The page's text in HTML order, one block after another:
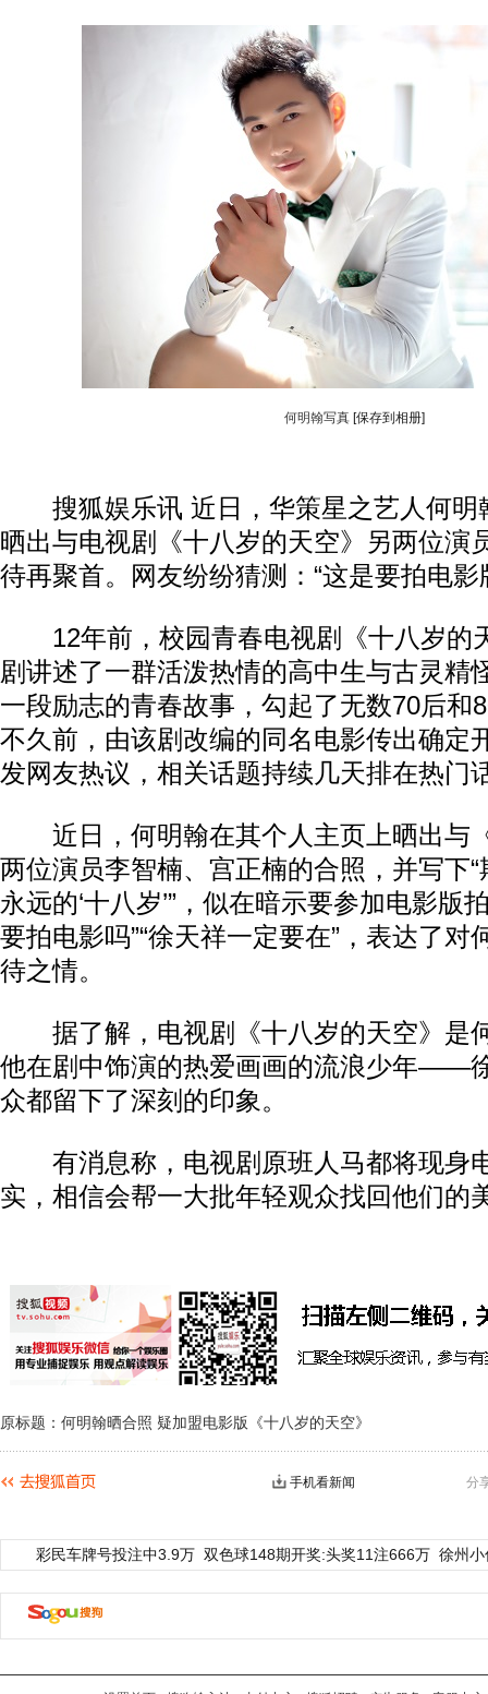
何明翰写真 [保存到相册]
搜狐娱乐讯 近日，华策星之艺人何明
晒出与电视剧《十八岁的天空》另两位演
待再聚首。网友纷纷猜测：“这是要拍电影
12年前，校园青春电视剧《十八岁的
剧讲述了一群活泼热情的高中生与古灵精
一段励志的青春故事，勾起了无数70后和
不久前，由该剧改编的同名电影传出确定
发网友热议，相关话题持续几天排在热门
近日，何明翰在其个人主页上晒出与
两位演员李智楠、宫正楠的合照，并写下
永远的‘十八岁’”，似在暗示要参加电影版
要拍电影吗”“徐天祥一定要在”，表达了对
待之情。
据了解，电视剧《十八岁的天空》是
他在剧中饰演的热爱画画的流浪少年——
众都留下了深刻的印象。
有消息称，电视剧原班人马都将现身
实，相信会帮一大批年轻观众找回他们的
原标题：何明翰晒合照 疑加盟电影版《十八岁的天空》
分
手机看新闻
彩民车牌号投注中3.9万 双色球148期开奖:头奖11注666万 徐州